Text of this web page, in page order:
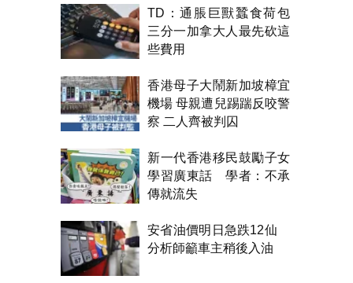
TD：通脹巨獸蠶食荷包
三分一加拿大人最先砍這
些費用
香港母子大鬧新加坡樟宜
機場 母親遭兒踢踹反咬警
察 二人齊被判囚
新一代香港移民鼓勵子女
學習廣東話 學者：不承
傳就流失
安省油價明日急跌12仙
分析師籲車主稍後入油